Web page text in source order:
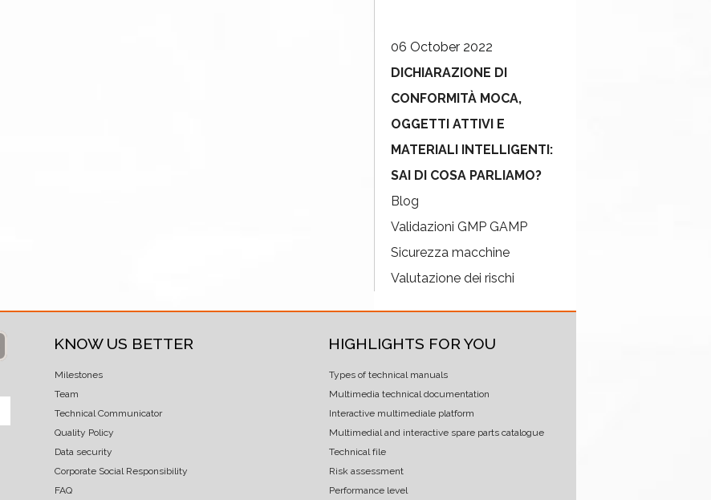
06 October 2022
DICHIARAZIONE DI
CONFORMITÀ MOCA,
OGGETTI ATTIVI E
MATERIALI INTELLIGENTI:
SAI DI COSA PARLIAMO?
Blog
Validazioni GMP GAMP
Sicurezza macchine
Valutazione dei rischi
KNOW US BETTER
Milestones
Team
Technical Communicator
Quality Policy
Data security
Corporate Social Responsibility
FAQ
HIGHLIGHTS FOR YOU
Types of technical manuals
Multimedia technical documentation
Interactive multimediale platform
Multimedial and interactive spare parts catalogue
Technical file
Risk assessment
Performance level